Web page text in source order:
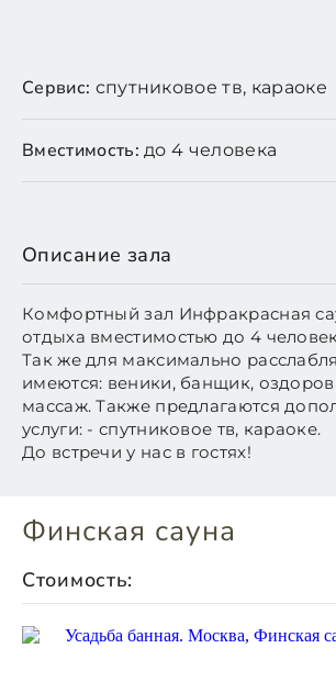
Сервис: спутниковое тв, караоке
Вместимость: до 4 человека
Описание зала
Комфортный зал Инфракрасная
отдыха вместимостью до 4
Так же для максимально
имеются: веники, банщик,
массаж. Также предлагаются
услуги: - спутниковое тв, караоке.
До встречи у нас в гостях!
Финская сауна
Стоимость: